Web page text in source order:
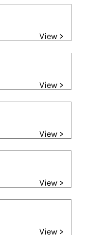
View >
View >
View >
View >
View >